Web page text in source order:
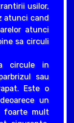
usilor,
atunci cand
atunci
sa circuli
circule in
sau
Este o
un
foarte mult